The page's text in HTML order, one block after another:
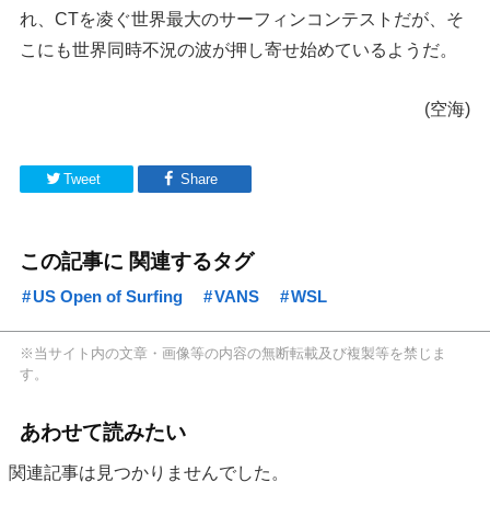
れ、CTを凌ぐ世界最大のサーフィンコンテストだが、そ
こにも世界同時不況の波が押し寄せ始めているようだ。
(空海)
Tweet Share
この記事に 関連するタグ
US Open of Surfing VANS WSL
※当サイト内の文章・画像等の内容の無断転載及び複製等を禁じま
す。
あわせて読みたい
関連記事は見つかりませんでした。